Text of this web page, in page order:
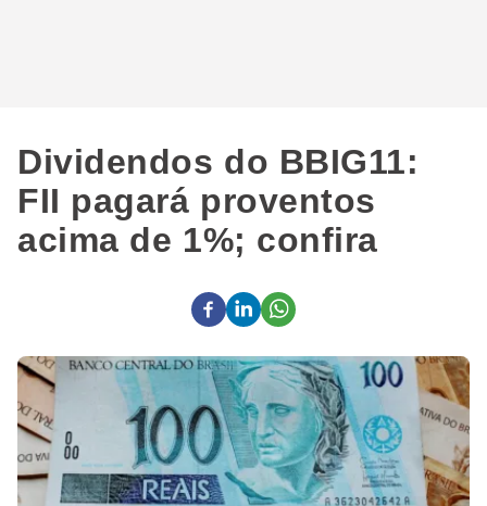
Dividendos do BBIG11:
FII pagará proventos
acima de 1%; confira